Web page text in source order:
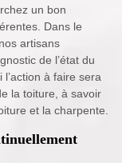
un bon
Dans le
artisans
de l’état du
à faire sera
la toiture, à savoir
et la charpente.